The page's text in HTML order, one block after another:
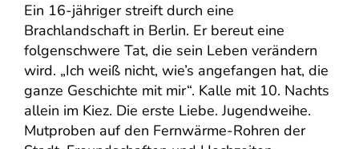
Ein 16-jähriger streift durch eine
Brachlandschaft in Berlin. Er bereut eine
folgenschwere Tat, die sein Leben verändern
wird. „Ich weiß nicht, wie’s angefangen hat, die
ganze Geschichte mit mir“. Kalle mit 10. Nachts
allein im Kiez. Die erste Liebe. Jugendweihe.
Mutproben auf den Fernwärme-Rohren der